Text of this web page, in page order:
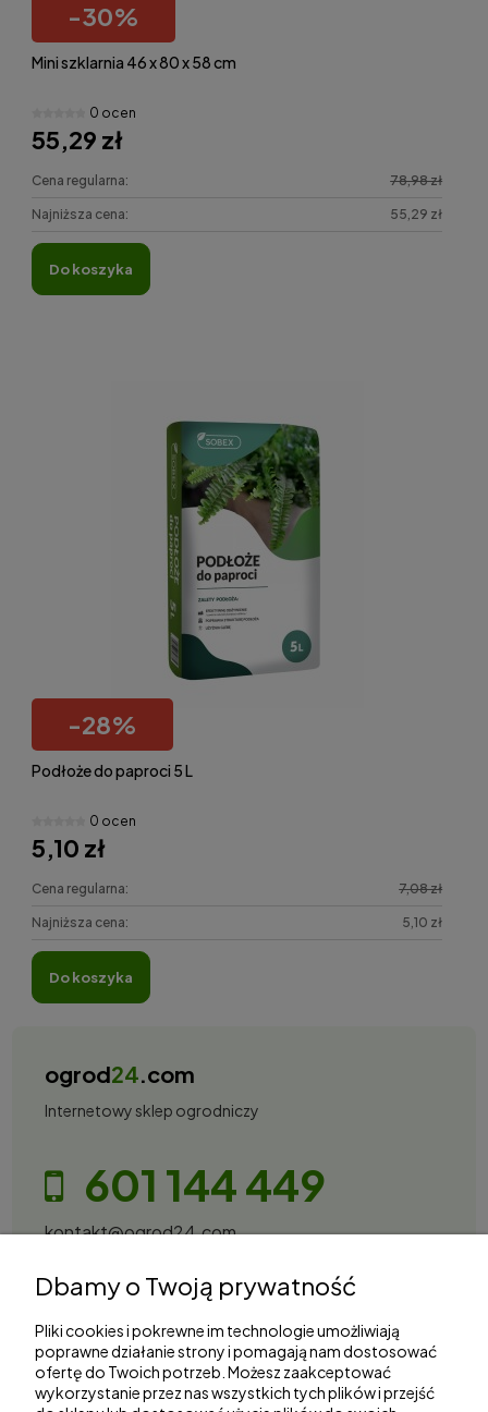
-30%
Mini szklarnia 46 x 80 x 58 cm
0 ocen
55,29 zł
Cena regularna: 78,98 zł
Najniższa cena: 55,29 zł
do koszyka
-28%
Podłoże do paproci 5 L
0 ocen
5,10 zł
Cena regularna: 7,08 zł
Najniższa cena: 5,10 zł
do koszyka
ogrod24.com
Internetowy sklep ogrodniczy
601 144 449
kontakt@ogrod24.com
Gorzowska 27, 66-530 Trzebicz
Zakupy
Dbamy o Twoją prywatność
Pliki cookies i pokrewne im technologie umożliwiają
poprawne działanie strony i pomagają nam dostosować
ofertę do Twoich potrzeb. Możesz zaakceptować
wykorzystanie przez nas wszystkich tych plików i przejść